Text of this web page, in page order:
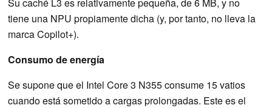
tiene una NPU propiamente dicha (y, por tanto, no lleva la
marca Copilot+).
Consumo de energía
Se supone que el Intel Core 3 N355 consume 15 vatios
cuando está sometido a cargas prolongadas. Este es el